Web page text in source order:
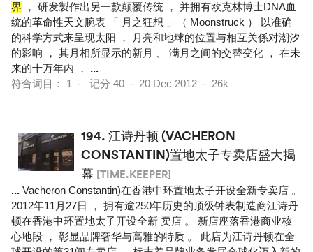
界 ， 研发製作出另一款颠覆传统 ， 并拥有欧克林博士DNA血
统的革命性天文腕表 「 月之狂想 」（ Moonstruck ） 以准确
的科学方式来呈现太阳 ， 月亮和地球的位置与相互关係对潮汐
的影响 ， 其月相所显示的新月 、 满月之间的交替变化 ， 在未
来的十万年内 ， ...
符合词目： 1 - 记分 40 - 20 Dec 2012 - 26k
194. 江诗丹顿 (VACHERON
CONSTANTIN)置地太子专卖店盛大揭
幕 [TIME.KEEPER]
... Vacheron Constantin)在香港中环置地太子开设全新专卖店 。
2012年11月27日 ， 拥有逾250年历史的顶级钟表制造商江诗丹
顿在香港中环置地太子开设全新 卖店 。 新店座落香港商业核
心地段 ， 彰显品牌奢华与高雅的特质 。 此店为江诗丹顿在全